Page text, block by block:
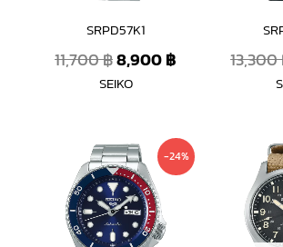
SRPD57K1
11,700฿8,900฿
SEIKO
13,300
-24%
Original
price
was:
11,700 ฿.
Current
price